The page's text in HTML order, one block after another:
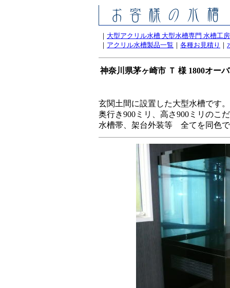
｜ 大型アクリル水槽 大型水槽専門 水槽工
｜ アクリル水槽製品一覧 ｜ 各種お見積り ｜
神奈川県茅ヶ崎市 Ｔ 様 1800オー
玄関土間に設置した大型水槽です。
奥行き900ミリ、高さ900ミリのこ
水槽帯、架台外装等 全てを同色